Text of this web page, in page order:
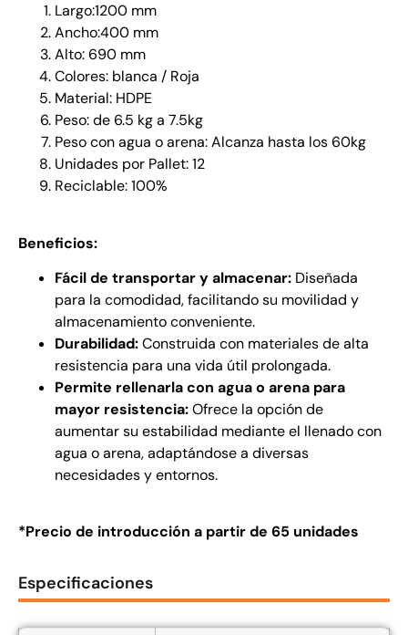
Largo:1200 mm
Ancho:400 mm
Alto: 690 mm
Colores: blanca / Roja
Material: HDPE
Peso: de 6.5 kg a 7.5kg
Peso con agua o arena: Alcanza hasta los 60kg
Unidades por Pallet: 12
Reciclable: 100%
Beneficios:
Fácil de transportar y almacenar: Diseñada
para la comodidad, facilitando su movilidad y
almacenamiento conveniente.
Durabilidad:Construida con materiales de alta
resistencia para una vida útil prolongada.
Permite rellenarla con agua o arena para
mayor resistencia:Ofrece la opción de
aumentar su estabilidad mediante el llenado con
agua o arena, adaptándose a diversas
necesidades y entornos.
*Precio de introducción a partir de 65 unidades
Especificaciones